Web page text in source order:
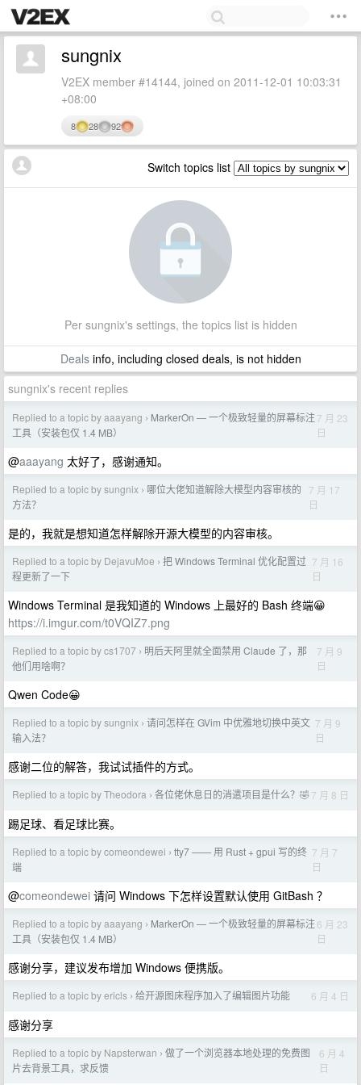
sungnix
V2EX member #14144, joined on 2011-12-01 10:03:31
+08:00
8 28 92
Switch topics list
Per sungnix's settings, the topics list is hidden
Dealsinfo, including closed deals, is not hidden
sungnix's recent replies
Replied to a topic by aaayang › MarkerOn — 一个极致轻量的屏幕标注
工具（安装包仅 1.4 MB）
7 月 23
日
@aaayang 太好了，感谢通知。
Replied to a topic by sungnix › 哪位大佬知道解除大模型内容审核的
方法？
7 月 17
日
是的，我就是想知道怎样解除开源大模型的内容审核。
Replied to a topic by DejavuMoe › 把 Windows Terminal 优化配置过
程更新了一下
7 月 16
日
Windows Terminal 是我知道的 Windows 上最好的 Bash 终端😀
https://i.imgur.com/t0VQIZ7.png
Replied to a topic by cs1707 › 明后天阿里就全面禁用 Claude 了，那
他们用啥啊？
7 月 9
日
Qwen Code😀
Replied to a topic by sungnix › 请问怎样在 GVim 中优雅地切换中英文
输入法？
7 月 9
日
感谢二位的解答，我试试插件的方式。
Replied to a topic by Theodora › 各位佬休息日的消遣项目是什么？🤣7 月 8 日
踢足球、看足球比赛。
Replied to a topic by comeondewei › tty7 —— 用 Rust + gpui 写的终
端
7 月 7
日
@comeondewei 请问 Windows 下怎样设置默认使用 GitBash ？
Replied to a topic by aaayang › MarkerOn — 一个极致轻量的屏幕标注
工具（安装包仅 1.4 MB）
6 月 23
日
感谢分享，建议发布增加 Windows 便携版。
Replied to a topic by ericls › 给开源图床程序加入了编辑图片功能 6 月 4 日
感谢分享
Replied to a topic by Napsterwan › 做了一个浏览器本地处理的免费图
片去背景工具，求反馈
6 月 4
日